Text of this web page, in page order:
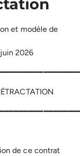
et modèle de
2026
de ce contrat